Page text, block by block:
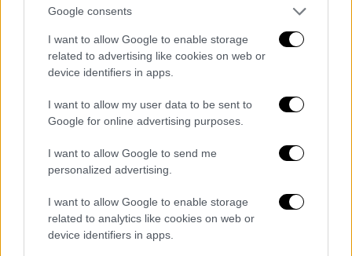
Google consents
I want to allow Google to enable storage
related to advertising like cookies on web or
device identifiers in apps.
I want to allow my user data to be sent to
Google for online advertising purposes.
I want to allow Google to send me
personalized advertising.
I want to allow Google to enable storage
related to analytics like cookies on web or
device identifiers in apps.
Πολιτική|30.03.2026 17:17
Ποιοι προηγούνται στη μάχη εκλογής για
την Κεντρική Επιτροπή του ΠΑΣΟΚ -
Προβάδισμα της Διαμαντοπούλου